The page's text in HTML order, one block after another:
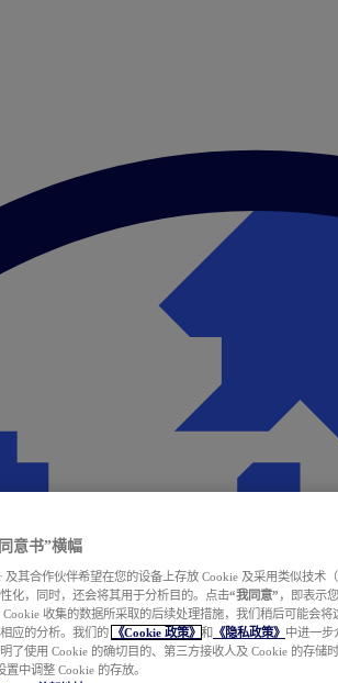
意书”横幅
及其合作伙伴希望在您的设备上存放 Cookie 及采用类似技术
化，同时，还会将其用于分析目的。点击“我同意” ，即表示
Cookie 收集的数据所采取的后续处理措施，我们稍后可能会
应的分析。我们的
《Cookie 政策》 和 《隐私政策》 中进一步
了使用 Cookie 的确切目的、第三方接收人及 Cookie 的存储
置中调整 Cookie 的存放。